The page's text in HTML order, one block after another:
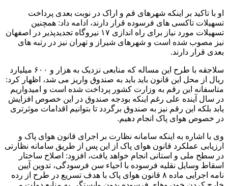
او با تاکید بر اینکه شهرهای قم و اراک در نوبت بعدی پرداخت
تسهیلات تاکسی های فرسوده قرار دارند، ادامه داد: همچنین
تسهیلات مورد نیاز برای راه اندازی ۱۷ نیروگاه تجدیدپذیر در اصفهان
نیز مصوب شده است و شهرهای شیراز و تهران نیز در رتبه های
بعدی قرار دارند.
سلاجقه با طرح این مساله که منابعی نزدیک به هزار و ۶۰۰ میلیارد
ریال از محل این قانون باید باید به صندوق واریز می شد، اظهار کرد:
متاسفانه این رقم به وزارت کشور پرداخت شده است و امیدواریم
در سال آینده علی رغم اینکه بودجه صندوق در این خصوص افزایش
یابد بلکه این رقم نیز به صندوق برگردد تا بتوانیم اقدامات موثرتری
در خصوص هوای پاک انجام دهیم.
وی با اشاره به اینکه سامانه نظارت بر اجرای قانون هوای پاک و
ارزیابی عملکرد قانون هوای پاک از این پس از طریق سامانه نظارتی
در سطح ملی و استانی انجام خواهد یافت، افزود: اصلاح ساختار
اسقاط وسایل نقلیه فرسوده با احیاء سن فرسودگی، تدوین آیین
نامه اجرایی ماده ۸ قانون هوای پاک با هدف تسریع در طرح از رده